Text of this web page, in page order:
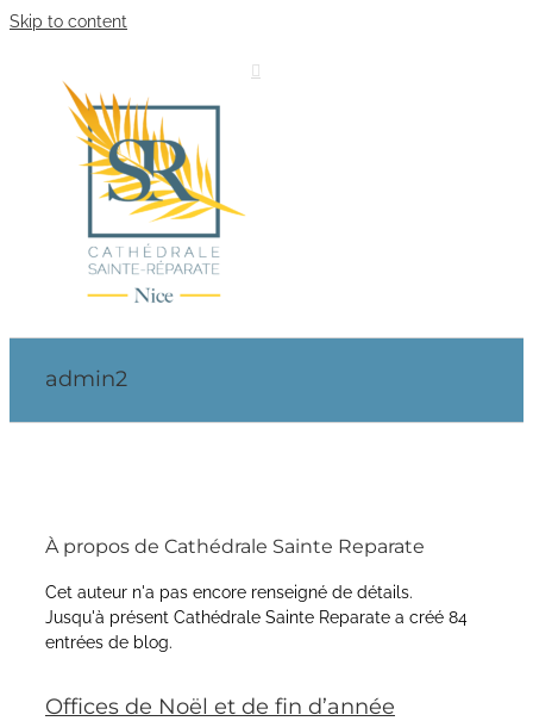
Skip to content
admin2
À propos de Cathédrale Sainte Reparate
Cet auteur n'a pas encore renseigné de détails.
Jusqu'à présent Cathédrale Sainte Reparate a créé 84
entrées de blog.
Offices de Noël et de fin d’année